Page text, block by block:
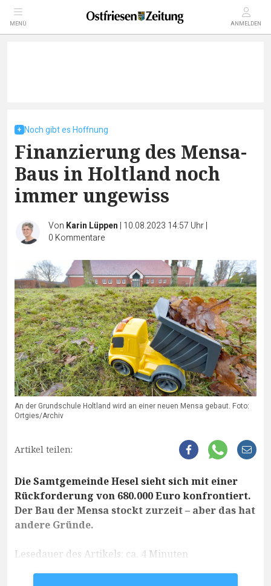
MENÜ ANMELDEN
Noch gibt es Hoffnung
Finanzierung des Mensa-
Baus in Holtland noch
immer ungewiss
Von Karin Lüppen | 10.08.2023 14:57 Uhr|
0 Kommentare
An der Grundschule Holtland wird an einer neuen Mensa gebaut. Foto:
Ortgies/Archiv
Artikel teilen:
Die Samtgemeinde Hesel sieht sich mit einer
Rückforderung von 680.000 Euro konfrontiert.
Der Bau der Mensa stockt zurzeit – aber das hat
andere Gründe.
Lesedauer des Artikels: ca. 4 Minuten